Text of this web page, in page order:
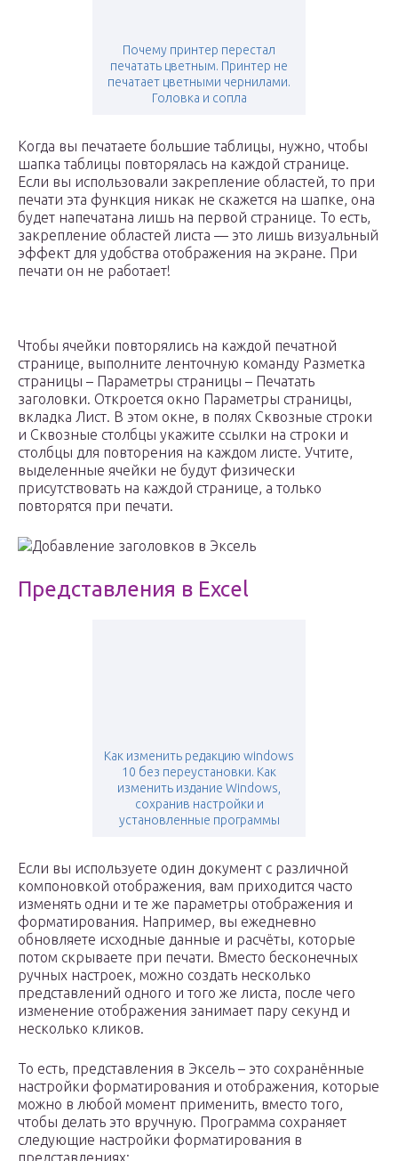
Почему принтер перестал
печатать цветным. Принтер не
печатает цветными чернилами.
Головка и сопла
Когда вы печатаете большие таблицы, нужно, чтобы
шапка таблицы повторялась на каждой странице.
Если вы использовали закрепление областей, то при
печати эта функция никак не скажется на шапке, она
будет напечатана лишь на первой странице. То есть,
закрепление областей листа — это лишь визуальный
эффект для удобства отображения на экране. При
печати он не работает!
Чтобы ячейки повторялись на каждой печатной
странице, выполните ленточную команду Разметка
страницы – Параметры страницы – Печатать
заголовки. Откроется окно Параметры страницы,
вкладка Лист. В этом окне, в полях Сквозные строки
и Сквозные столбцы укажите ссылки на строки и
столбцы для повторения на каждом листе. Учтите,
выделенные ячейки не будут физически
присутствовать на каждой странице, а только
повторятся при печати.
Добавление заголовков в Эксель
Представления в Excel
Как изменить редакцию windows
10 без переустановки. Как
изменить издание Windows,
сохранив настройки и
установленные программы
Если вы используете один документ с различной
компоновкой отображения, вам приходится часто
изменять одни и те же параметры отображения и
форматирования. Например, вы ежедневно
обновляете исходные данные и расчёты, которые
потом скрываете при печати. Вместо бесконечных
ручных настроек, можно создать несколько
представлений одного и того же листа, после чего
изменение отображения занимает пару секунд и
несколько кликов.
То есть, представления в Эксель – это сохранённые
настройки форматирования и отображения, которые
можно в любой момент применить, вместо того,
чтобы делать это вручную. Программа сохраняет
следующие настройки форматирования в
представлениях: